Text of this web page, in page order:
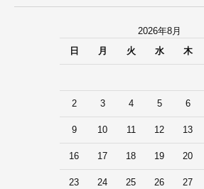
2026年8月
日
月 火 水 木
2 3 4 5 6
9 10 11 12 13
16 17 18 19 20
23 24 25 26 27